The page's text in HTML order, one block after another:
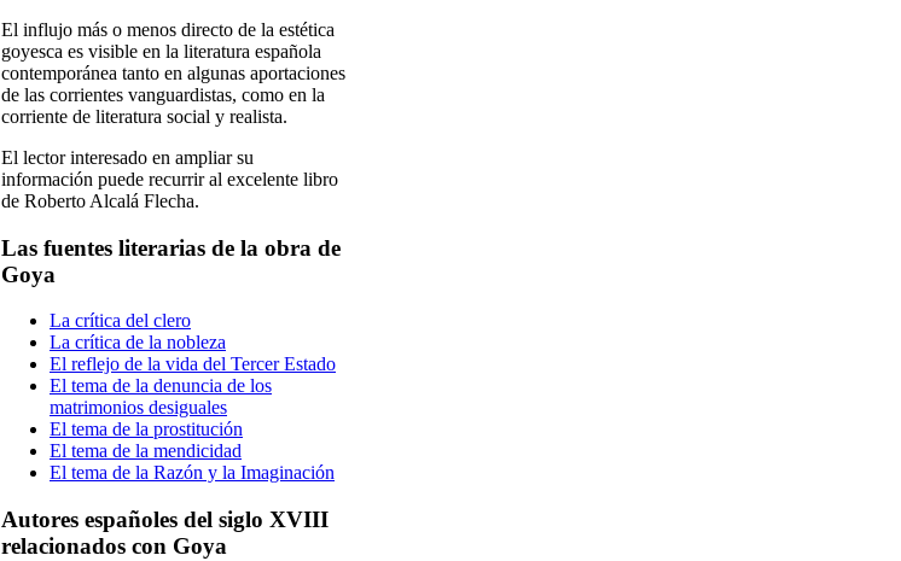
El influjo más o menos directo de la estética
goyesca es visible en la literatura española
contemporánea tanto en algunas aportaciones
de las corrientes vanguardistas, como en la
corriente de literatura social y realista.
El lector interesado en ampliar su
información puede recurrir al excelente libro
de Roberto Alcalá Flecha.
Las fuentes literarias de la obra de
Goya
La crítica del clero
La crítica de la nobleza
El reflejo de la vida del Tercer Estado
El tema de la denuncia de los
matrimonios desiguales
El tema de la prostitución
El tema de la mendicidad
El tema de la Razón y la Imaginación
Autores españoles del siglo XVIII
relacionados con Goya